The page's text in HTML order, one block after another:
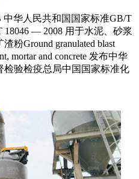
中华人民共和国国家标准GB/T
18046 — 2008 用于水泥、砂浆
粉Ground granulated blast
mortar and concrete 发布中华
检验检疫总局中国国家标准化